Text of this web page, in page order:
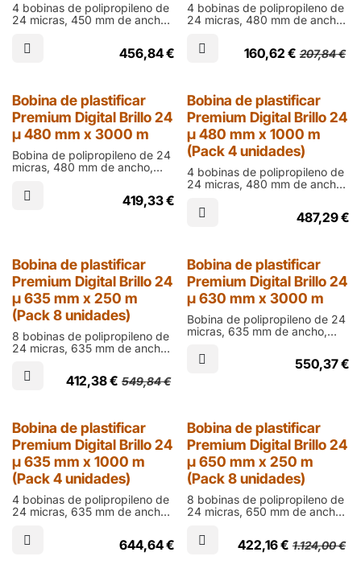
4 bobinas de polipropileno de
24 micras, 450 mm de ancho,
mm en acabado brillo para
laminar documentos impresos
456,84€
4 bobinas de polipropileno de
24 micras, 480 mm de ancho,
mm en acabado brillo para
laminar documentos impresos
160,62 € 207,84€
Bobina de plastificar
Premium Digital Brillo 24
µ 480 mm x 3000 m
Bobina de polipropileno de 24
micras, 480 mm de ancho,
mm en acabado brillo para
laminar documentos impresos
419,33€
25% Dto.
Bobina de plastificar
Premium Digital Brillo 24
µ 480 mm x 1000 m
(Pack 4 unidades)
4 bobinas de polipropileno de
24 micras, 480 mm de ancho,
mm en acabado brillo para
laminar documentos impresos
487,29€
25% Dto.
Bobina de plastificar
Premium Digital Brillo 24
µ 635 mm x 250 m
(Pack 8 unidades)
8 bobinas de polipropileno de
24 micras, 635 mm de ancho,
mm en acabado brillo para
laminar documentos impresos
412,38€ 549,84€
Bobina de plastificar
Premium Digital Brillo 24
µ 630 mm x 3000 m
Bobina de polipropileno de 24
micras, 635 mm de ancho,
mm en acabado brillo para
laminar documentos impresos
550,37€
25% Dto.
Bobina de plastificar
Premium Digital Brillo 24
µ 635 mm x 1000 m
(Pack 4 unidades)
4 bobinas de polipropileno de
24 micras, 635 mm de ancho,
mm en acabado brillo para
laminar documentos impresos
644,64€
25% Dto.
Bobina de plastificar
Premium Digital Brillo 24
µ 650 mm x 250 m
(Pack 8 unidades)
8 bobinas de polipropileno de
24 micras, 650 mm de ancho,
mm en acabado brillo para
laminar documentos impresos
422,16€ 1.124,00€